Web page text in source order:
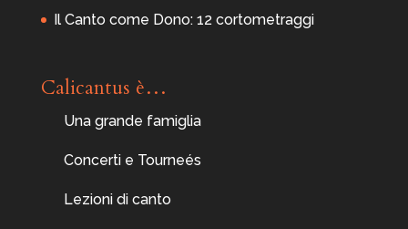
Il Canto come Dono: 12 cortometraggi
Calicantus è…
Una grande famiglia
Concerti e Tourneés
Lezioni di canto